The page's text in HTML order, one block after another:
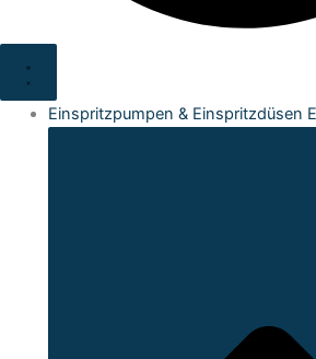
Einspritzpumpen & Einspritzdüsen